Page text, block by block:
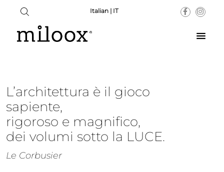
Italian | IT
L’architettura è il gioco
sapiente,
rigoroso e magnifico,
dei volumi sotto la LUCE.
Le Corbusier